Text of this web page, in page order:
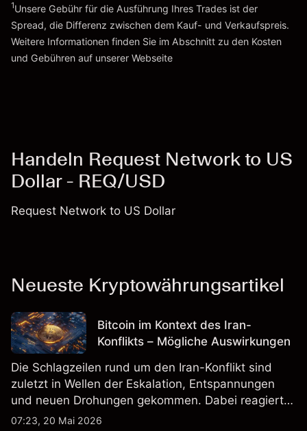
Geld aus Hebelwirkung ~ $$2,000.30
Zur Plattform
1Unsere Gebühr für die Ausführung Ihres Trades ist der
Spread, die Differenz zwischen dem Kauf- und Verkaufspreis.
Weitere Informationen finden Sie im Abschnitt zu den Kosten
und Gebühren auf unserer Webseite
Handeln Request Network to US
Dollar - REQ/USD
Request Network to US Dollar
Neueste Kryptowährungsartikel
Bitcoin im Kontext des Iran-
Konflikts – Mögliche Auswirkungen
Die Schlagzeilen rund um den Iran-Konflikt sind
zuletzt in Wellen der Eskalation, Entspannungen
und neuen Drohungen gekommen. Dabei reagierte
der Markt nicht nur auf Ereignisse selbst, sondern
07:23, 20 Mai 2026